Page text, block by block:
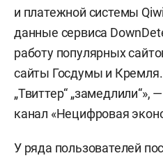
и платежной системы
данные сервиса
работу популярных
сайты Госдумы и
„Твиттер“ „замедлили“»,
канал «Нецифровая
У ряда пользователей